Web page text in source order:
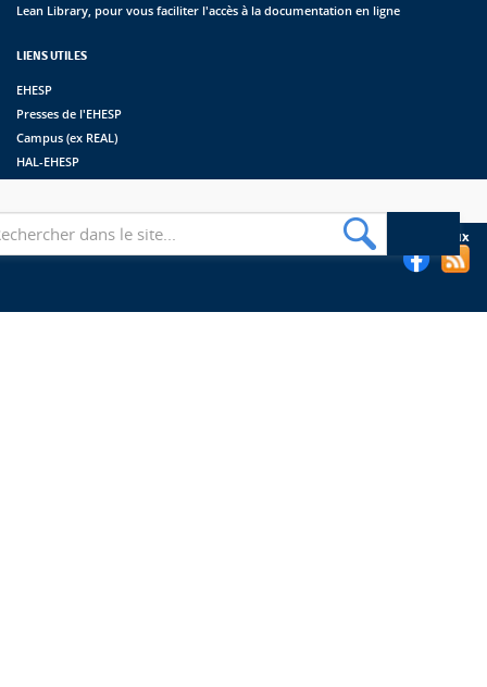
Lean Library, pour vous faciliter l'accès à la documentation en ligne
LIENS UTILES
EHESP
Presses de l'EHESP
Campus (ex REAL)
HAL-EHESP
Suivez les bibliothèques de l'EHESP sur les réseaux sociaux